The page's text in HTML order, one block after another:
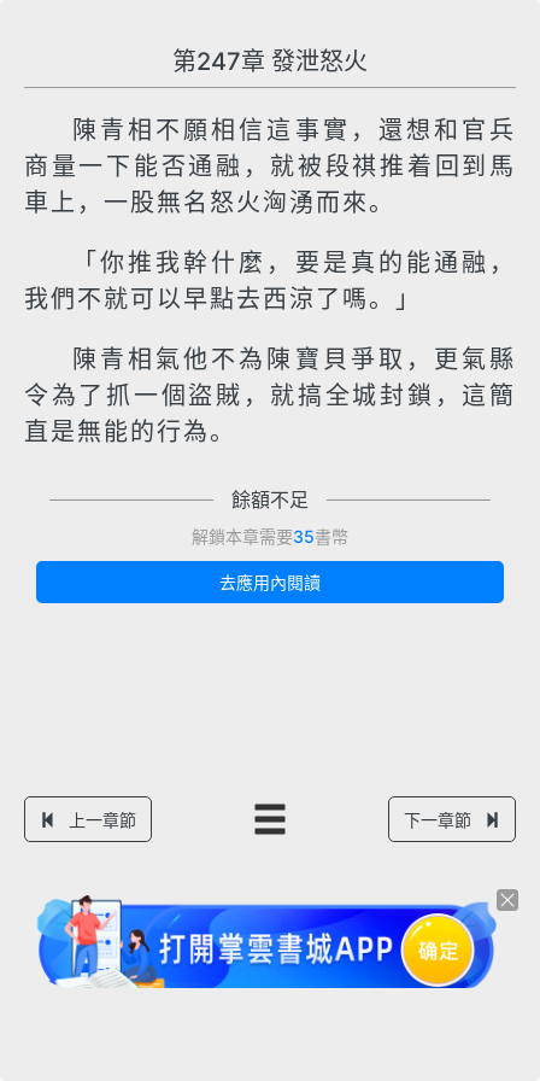
第247章 發泄怒火
陳青相不願相信這事實，還想和官兵
商量一下能否通融，就被段祺推着回到馬
車上，一股無名怒火洶湧而來。
「你推我幹什麼，要是真的能通融，
我們不就可以早點去西涼了嗎。」
陳青相氣他不為陳寶貝爭取，更氣縣
令為了抓一個盜賊，就搞全城封鎖，這簡
直是無能的行為。
餘額不足
解鎖本章需要35書幣
去應用內閱讀
上一章節 下一章節